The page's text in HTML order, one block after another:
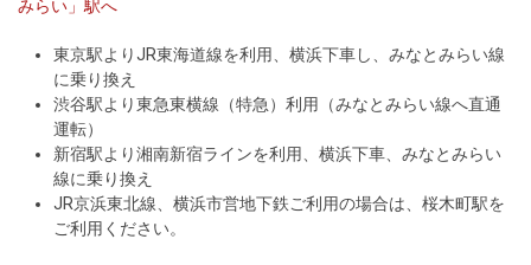
みらい」駅へ
東京駅よりJR東海道線を利用、横浜下車し、みなとみらい線
に乗り換え
渋谷駅より東急東横線（特急）利用（みなとみらい線へ直通
運転）
新宿駅より湘南新宿ラインを利用、横浜下車、みなとみらい
線に乗り換え
JR京浜東北線、横浜市営地下鉄ご利用の場合は、桜木町駅を
ご利用ください。